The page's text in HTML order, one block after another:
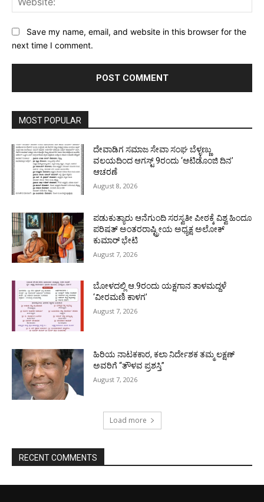
Save my name, email, and website in this browser for the
next time I comment.
MOST POPULAR
ದೇವಾಡಿಗ ಸಮಾಜ ಸೇವಾ ಸಂಘ ಬೆಳ್ಳಣ್ಣು
ವಲಯದಿಂದ ಆಗಸ್ಟ್ 9ರಂದು ‘ಆಟಿಡೊಂಜಿ ದಿನ’
ಆಚರಣೆ
August 8, 2026
ಪಡುಕುತ್ಯಾರು ಆನೆಗುಂದಿ ಸರಸ್ವತೀ ಪೀಠಕ್ಕೆ ವಿಶ್ವ ಹಿಂದೂ
ಪರಿಷತ್ ಅಂತರರಾಷ್ಟ್ರೀಯ ಅಧ್ಯಕ್ಷ ಅಲೋಕ್
ಕುಮಾರ್ ಭೇಟಿ
August 7, 2026
ಬೋಳದಲ್ಲಿ ಆ.9ರಂದು ಯಕ್ಷಗಾನ ತಾಳಮದ್ದಳೆ
‘ವೀರಮಣಿ ಕಾಳಗ’
August 7, 2026
ಹಿರಿಯ ನಾಟಕಕಾರ, ಕಲಾ ನಿರ್ದೇಶಕ ತಮ್ಮ ಲಕ್ಷಣ್
ಅವರಿಗೆ “ತೌಳವ ಪ್ರಶಸ್ತಿ”
August 7, 2026
Load more
RECENT COMMENTS